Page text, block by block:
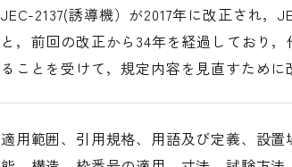
JEC-2137(誘導機）が2017年に改正され，
と，前回の改正から34年を経過しており
ることを受けて，規定内容を見直すために
適用範囲、引用規格、用語及び定義、設